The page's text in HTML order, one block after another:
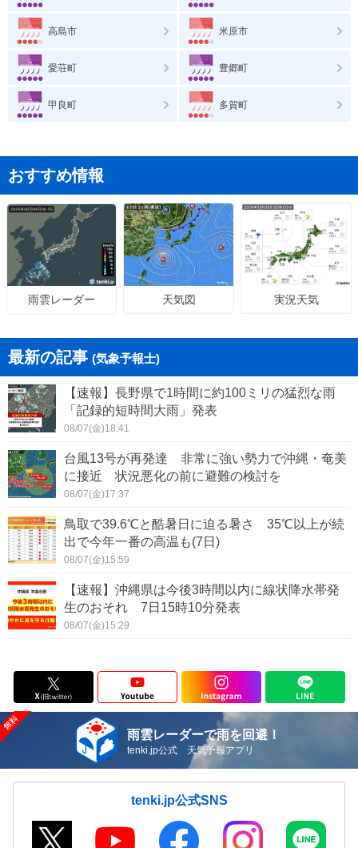
高島市 米原市
愛荘町 豊郷町
甲良町 多賀町
おすすめ情報
雨雲レーダー 天気図 実況天気
最新の記事 (気象予報士)
【速報】長野県で1時間に約100ミリの猛烈な雨
「記録的短時間大雨」発表
08/07(金)18:41
台風13号が再発達 非常に強い勢力で沖縄・奄美
に接近 状況悪化の前に避難の検討を
08/07(金)17:37
鳥取で39.6℃と酷暑日に迫る暑さ 35℃以上が続
出で今年一番の高温も(7日)
08/07(金)15:59
【速報】沖縄県は今後3時間以内に線状降水帯発
生のおそれ 7日15時10分発表
08/07(金)15:29
雨雲レーダーで雨を回避！
tenki.jp公式 天気予報アプリ
tenki.jp公式SNS